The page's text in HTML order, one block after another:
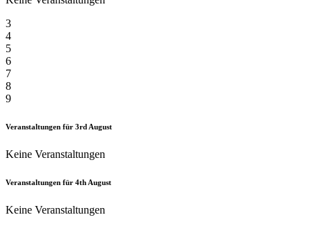
3
4
5
6
7
8
9
Veranstaltungen für 3rd August
Keine Veranstaltungen
Veranstaltungen für 4th August
Keine Veranstaltungen